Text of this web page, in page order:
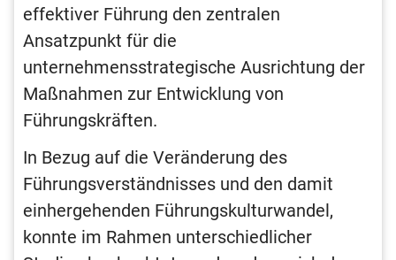
effektiver Führung den zentralen
Ansatzpunkt für die
unternehmensstrategische Ausrichtung der
Maßnahmen zur Entwicklung von
Führungskräften.
In Bezug auf die Veränderung des
Führungsverständnisses und den damit
einhergehenden Führungskulturwandel,
konnte im Rahmen unterschiedlicher